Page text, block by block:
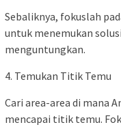
Sebaliknya, fokuslah
untuk menemukan
menguntungkan.
4. Temukan Titik Temu
Cari area-area di mana
mencapai titik temu.